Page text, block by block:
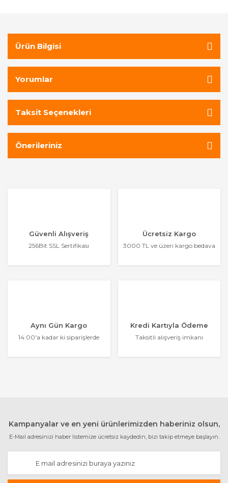
Ürün Bilgisi
Yorumlar
Taksit Seçenekleri
Önerileriniz
Güvenli Alışveriş
256Bit SSL Sertifikası
Ücretsiz Kargo
3000 TL ve üzeri kargo bedava
Aynı Gün Kargo
14:00'a kadar ki siparişlerde
Kredi Kartıyla Ödeme
Taksitli alışveriş imkanı
Kampanyalar ve en yeni ürünlerimizden haberiniz olsun,
E-Mail adresinizi haber listemize ücretsiz kaydedin, bizi takip etmeye başlayın.